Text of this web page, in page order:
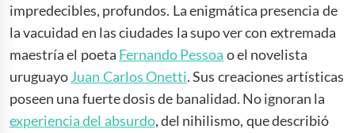
impredecibles, profundos. La enigmática presencia de
la vacuidad en las ciudades la supo ver con extremada
maestría el poeta Fernando Pessoa o el novelista
uruguayoJuan Carlos Onetti. Sus creaciones artísticas
poseen una fuerte dosis de banalidad. No ignoran la
experiencia del absurdo, del nihilismo, que describió